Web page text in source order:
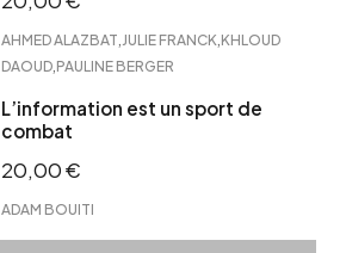
AHMED ALAZBAT JULIE FRANCK KHLOUD
DAOUD PAULINE BERGER
L’information est un sport de
combat
20,00€
ADAM BOUITI